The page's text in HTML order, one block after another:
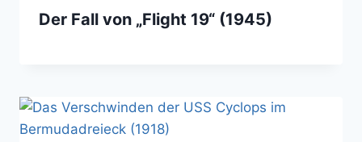
Der Fall von „Flight 19“ (1945)